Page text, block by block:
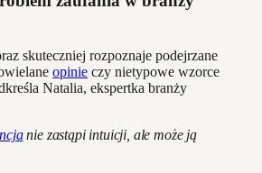
skuteczniej rozpoznaje podejrzane
opinie czy nietypowe wzorce
Natalia, ekspertka branży
nie zastąpi intuicji, ale może ją